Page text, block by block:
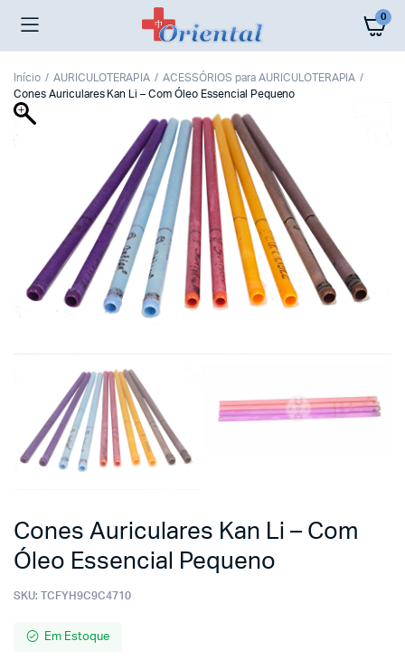
0
Início AURICULOTERAPIA
ACESSÓRIOS para AURICULOTERAPIA
Cones Auriculares Kan Li – Com Óleo Essencial Pequeno
Cones Auriculares Kan Li – Com
Óleo Essencial Pequeno
SKU: TCFYH9C9C4710
Em Estoque